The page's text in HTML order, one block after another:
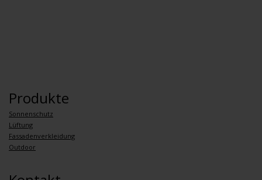
Produkte
Sonnenschutz
Lüftung
Fassadenverkleidung
Outdoor